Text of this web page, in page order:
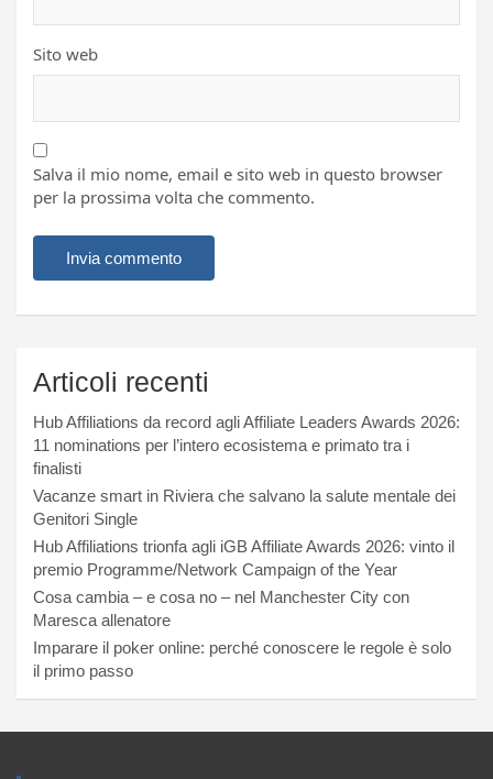
Sito web
Salva il mio nome, email e sito web in questo browser
per la prossima volta che commento.
Articoli recenti
Hub Affiliations da record agli Affiliate Leaders Awards 2026:
11 nominations per l’intero ecosistema e primato tra i
finalisti
Vacanze smart in Riviera che salvano la salute mentale dei
Genitori Single
Hub Affiliations trionfa agli iGB Affiliate Awards 2026: vinto il
premio Programme/Network Campaign of the Year
Cosa cambia – e cosa no – nel Manchester City con
Maresca allenatore
Imparare il poker online: perché conoscere le regole è solo
il primo passo